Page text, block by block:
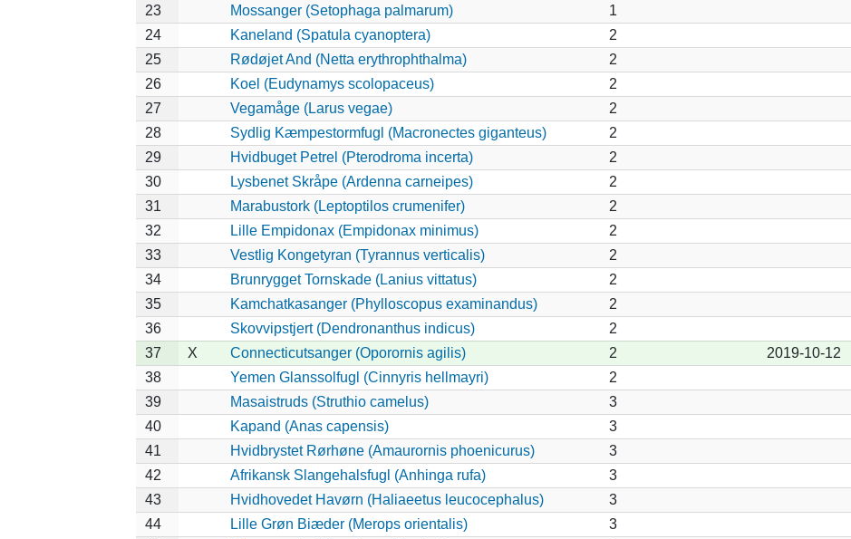
23
Mossanger (Setophaga palmarum)
1
24
Kaneland (Spatula cyanoptera)
2
25
Rødøjet And (Netta erythrophthalma)
2
26
Koel (Eudynamys scolopaceus)
2
27
Vegamåge (Larus vegae)
2
28
Sydlig Kæmpestormfugl (Macronectes giganteus)
2
29
Hvidbuget Petrel (Pterodroma incerta)
2
30
Lysbenet Skråpe (Ardenna carneipes)
2
31
Marabustork (Leptoptilos crumenifer)
2
32
Lille Empidonax (Empidonax minimus)
2
33
Vestlig Kongetyran (Tyrannus verticalis)
2
34
Brunrygget Tornskade (Lanius vittatus)
2
35
Kamchatkasanger (Phylloscopus examinandus)
2
36
Skovvipstjert (Dendronanthus indicus)
2
37
X Connecticutsanger (Oporornis agilis) 2 2019-10-12
38
Yemen Glanssolfugl (Cinnyris hellmayri)
2
39
Masaistruds (Struthio camelus)
3
40
Kapand (Anas capensis)
3
41
Hvidbrystet Rørhøne (Amaurornis phoenicurus)
3
42
Afrikansk Slangehalsfugl (Anhinga rufa)
3
43
Hvidhovedet Havørn (Haliaeetus leucocephalus)
3
44
Lille Grøn Biæder (Merops orientalis)
3